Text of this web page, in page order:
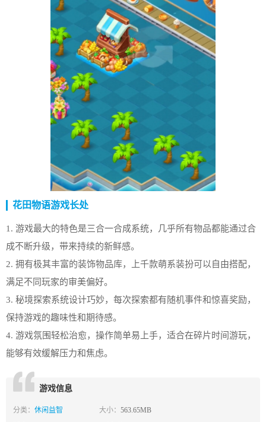
花田物语游戏长处
1. 游戏最大的特色是三合一合成系统，几乎所有物品都能通过合
成不断升级，带来持续的新鲜感。
2. 拥有极其丰富的装饰物品库，上千款萌系装扮可以自由搭配，
满足不同玩家的审美偏好。
3. 秘境探索系统设计巧妙，每次探索都有随机事件和惊喜奖励，
保持游戏的趣味性和期待感。
4. 游戏氛围轻松治愈，操作简单易上手，适合在碎片时间游玩，
能够有效缓解压力和焦虑。
游戏信息
分类： 休闲益智 大小：563.65MB